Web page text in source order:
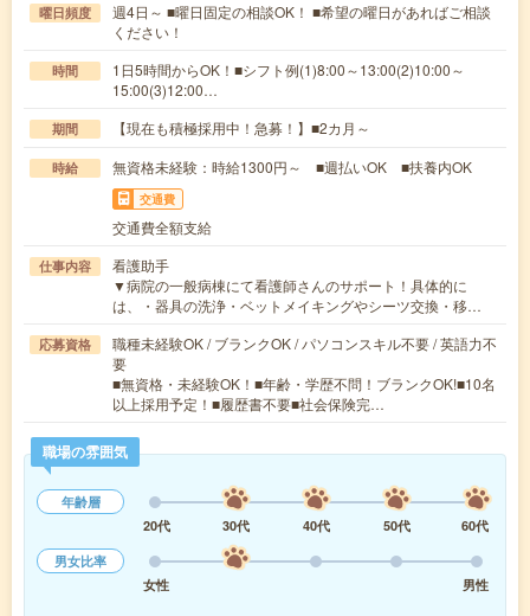
曜日頻度
週4日～ ■曜日固定の相談OK！ ■希望の曜日があればご相談
ください！
時間
1日5時間からOK！■シフト例(1)8:00～13:00(2)10:00～
15:00(3)12:00…
期間 【現在も積極採用中！急募！】■2カ月～
時給 無資格未経験：時給1300円～ ■週払いOK ■扶養内OK
交通費
交通費全額支給
仕事内容
看護助手
▼病院の一般病棟にて看護師さんのサポート！具体的に
は、・器具の洗浄・ベットメイキングやシーツ交換・移…
応募資格
職種未経験OK / ブランクOK / パソコンスキル不要 / 英語力不
要
■無資格・未経験OK！■年齢・学歴不問！ブランクOK!■10名
以上採用予定！■履歴書不要■社会保険完…
職場の雰囲気
年齢層
20代
30代 40代 50代
60代
男女比率
女性
男性